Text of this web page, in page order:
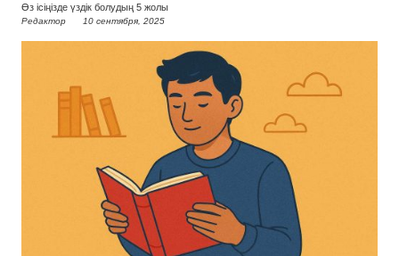
Өз ісіңізде үздік болудың 5 жолы
Редактор 10 сентября, 2025